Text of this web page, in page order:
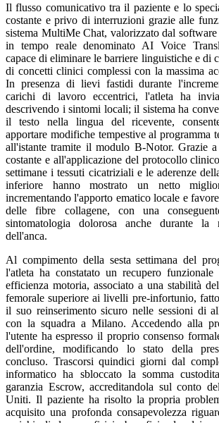
Il flusso comunicativo tra il paziente e lo
costante e privo di interruzioni grazie alle
sistema MultiMe Chat, valorizzato dal
in tempo reale denominato AI Voice
capace di eliminare le barriere linguistiche e di
di concetti clinici complessi con la massima
In presenza di lievi fastidi durante
carichi di lavoro eccentrici, l'atleta ha
descrivendo i sintomi locali; il sistema ha
il testo nella lingua del ricevente,
apportare modifiche tempestive al programma
all'istante tramite il modulo B-Notor. Grazie a
costante e all'applicazione del protocollo
settimane i tessuti cicatriziali e le aderenze
inferiore hanno mostrato un netto
incrementando l'apporto ematico locale e
delle fibre collagene, con una
sintomatologia dolorosa anche durante la
dell'anca.
Al compimento della sesta settimana del
l'atleta ha constatato un recupero funzionale
efficienza motoria, associato a una stabilità
femorale superiore ai livelli pre-infortunio,
il suo reinserimento sicuro nelle sessioni di
con la squadra a Milano. Accedendo alla
l'utente ha espresso il proprio consenso
dell'ordine, modificando lo stato della
concluso. Trascorsi quindici giorni dal
informatico ha sbloccato la somma
garanzia Escrow, accreditandola sul conto
Uniti. Il paziente ha risolto la propria
acquisito una profonda consapevolezza